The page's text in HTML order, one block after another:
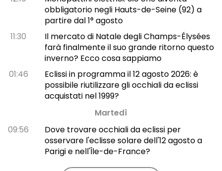
obbligatorio negli Hauts-de-Seine (92) a
partire dal 1° agosto
11:30
Il mercato di Natale degli Champs-Élysées
farà finalmente il suo grande ritorno questo
inverno? Ecco cosa sappiamo
01:46
Eclissi in programma il 12 agosto 2026: è
possibile riutilizzare gli occhiali da eclissi
acquistati nel 1999?
Martedì
09:56
Dove trovare occhiali da eclissi per
osservare l'eclisse solare dell'12 agosto a
Parigi e nell'Île-de-France?